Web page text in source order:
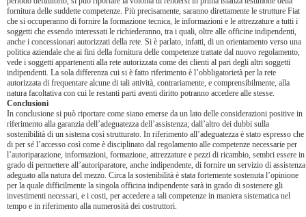
fornitura delle suddette competenze. Più precisamente, saranno direttamente le strutture Fiat
che si occuperanno di fornire la formazione tecnica, le informazioni e le attrezzature a tutti i
soggetti che essendo interessati le richiederanno, tra i quali, oltre alle officine indipendenti,
anche i concessionari autorizzati della rete. Si è parlato, infatti, di un orientamento verso una
politica aziendale che ai fini della fornitura delle competenze trattate dal nuovo regolamento,
vede i soggetti appartenenti alla rete autorizzata come dei clienti al pari degli altri soggetti
indipendenti. La sola differenza cui si è fatto riferimento è l’obbligatorietà per la rete
autorizzata di frequentare alcune di tali attività, contrariamente, e comprensibilmente, alla
natura facoltativa con cui le restanti parti aventi diritto potranno accedere alle stesse.
Conclusioni
In conclusione si può riportare come siano emerse da un lato delle considerazioni positive in
riferimento alla garanzia dell’adeguatezza dell’assistenza; dall’altro dei dubbi sulla
sostenibilità di un sistema così strutturato. In riferimento all’adeguatezza è stato espresso che
di per sé l’accesso così come è disciplinato dal regolamento alle competenze necessarie per
l’autoriparazione, informazioni, formazione, attrezzature e pezzi di ricambio, sembri essere in
grado di permettere all’autoriparatore, anche indipendente, di fornire un servizio di assistenza
adeguato alla natura del mezzo. Circa la sostenibilità è stata fortemente sostenuta l’opinione
per la quale difficilmente la singola officina indipendente sarà in grado di sostenere gli
investimenti necessari, e i costi, per accedere a tali competenze in maniera sistematica nel
tempo e in riferimento alla numerosità dei costruttori.